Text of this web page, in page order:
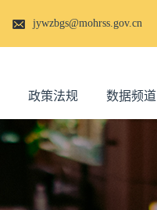
jywzbgs@mohrss.gov.cn
政策法规 数据频道